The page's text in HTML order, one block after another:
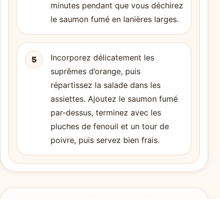
minutes pendant que vous déchirez
le saumon fumé en lanières larges.
5
Incorporez délicatement les
suprêmes d’orange, puis
répartissez la salade dans les
assiettes. Ajoutez le saumon fumé
par-dessus, terminez avec les
pluches de fenouil et un tour de
poivre, puis servez bien frais.